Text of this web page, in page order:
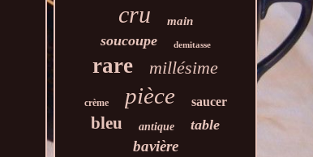
cru main
soucoupe demitasse
rare millésime
crème pièce saucer
bleu antique table
bavière